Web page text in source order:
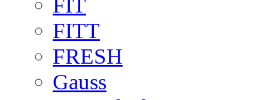
FIT
FITT
FRESH
Gauss